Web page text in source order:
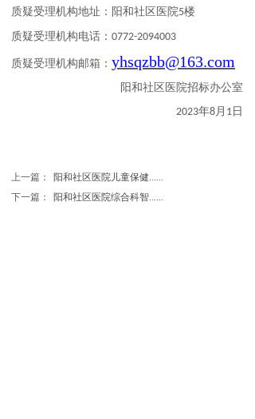
质疑受理机构地址：阳和社区医院5楼
质疑受理机构电话： 0772-2094003
质疑受理机构邮箱： yhsqzbb@163.com
阳和社区医院招标办公室
2023年8月 1 日
上一篇：
阳和社区医院儿童保健......
下一篇：
阳和社区医院综合科智......